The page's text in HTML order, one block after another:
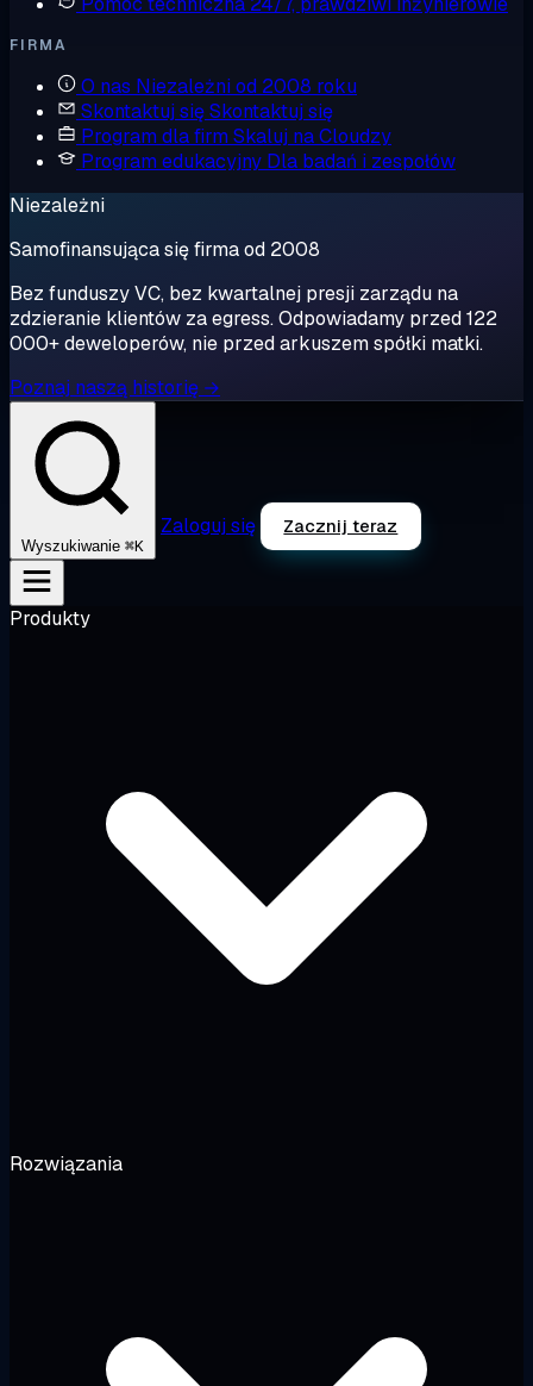
FIRMA
O nas Niezależni od 2008 roku
Skontaktuj sięSkontaktuj się
Program dla firm Skaluj na Cloudzy
Program edukacyjny Dla badań i zespołów
Niezależni
Samofinansująca się firma od 2008
Bez funduszy VC, bez kwartalnej presji zarządu na
zdzieranie klientów za egress. Odpowiadamy przed 122
000+ deweloperów, nie przed arkuszem spółki matki.
Poznaj naszą historię →
Wyszukiwanie ⌘K
Zaloguj się Zacznij teraz
Produkty
Rozwiązania